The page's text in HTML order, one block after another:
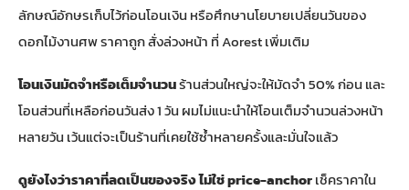
ลักษณ์อักษรเก็บไว้ก่อนโอนเงิน หรือศึกษานโยบายเปลี่ยนวันของ
ดอกไม้งานศพ ราคาถูก สั่งล่วงหน้า ที่ Aorestเพิ่มเติม
โอนเงินมัดจำหรือเต็มจำนวนร้านส่วนใหญ่จะให้มัดจำ 50% ก่อน และ
โอนส่วนที่เหลือก่อนวันส่ง 1 วัน ผมไม่แนะนำให้โอนเต็มจำนวนล่วงหน้า
หลายวัน เว้นแต่จะเป็นร้านที่เคยใช้ซ้ำหลายครั้งและมั่นใจแล้ว
ดูยังไงว่าราคาที่ลดเป็นของจริง ไม่ใช่ price-anchorเช็คราคาใน